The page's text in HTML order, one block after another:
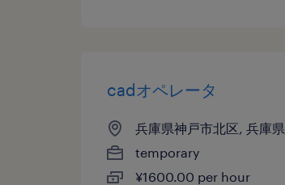
cadオペレータ
兵庫県神戸市北区, 兵庫県
temporary
¥1600.00 per hour